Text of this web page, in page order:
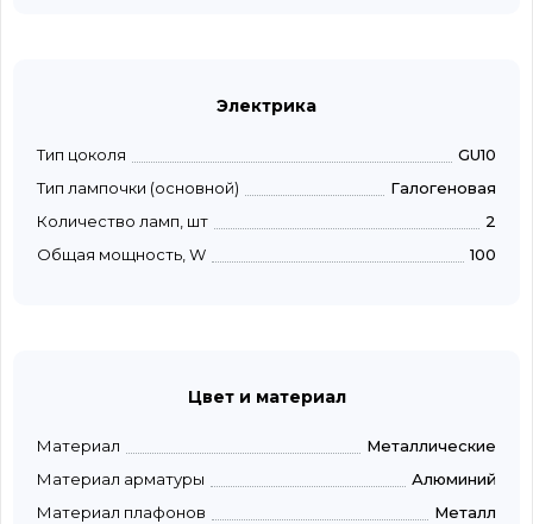
Электрика
Тип цоколя
GU10
Тип лампочки (основной)
Галогеновая
Количество ламп, шт
2
Общая мощность, W
100
Цвет и материал
Материал
Металлические
Материал арматуры
Алюминий
Материал плафонов
Металл